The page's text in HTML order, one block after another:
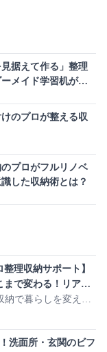
見据えて作る」整理
メイド学習机が真
のプロが整える収
のプロがフルリノベ
した収納術とは？
整理収納サポート】
まで変わる！リアル
で暮らしを変え
洗面所・玄関のビフ